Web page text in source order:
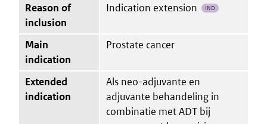
Reason of
inclusion
Indication extension IND
Main
indication
Prostate cancer
Extended
indication
Als neo-adjuvante en
adjuvante behandeling in
combinatie met ADT bij